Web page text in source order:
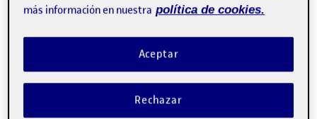
PEC.4 – Análisis Crítico.
Publicado por
Sergi Font Fraga
Fecha de publicación
comentarioen PEC.4 – Análisis Crítico.
Buenas noches a tod@s, En mi caso he decidido analizar por un
lado la app de LinkedIn y por la otra la app de Discord ya que soy
usuario de ambas y las dos tienen implementadas soluciones que
me gustaría incluir en mi nueva aplicación con alguna
más información en nuestra política de cookies.
Rechazar
Aceptar